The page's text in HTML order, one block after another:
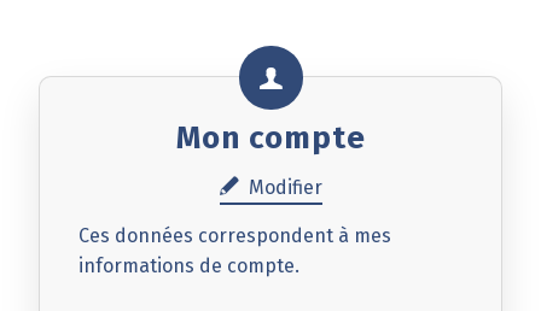
Mon compte
Modifier
Ces données correspondent à mes
informations de compte.